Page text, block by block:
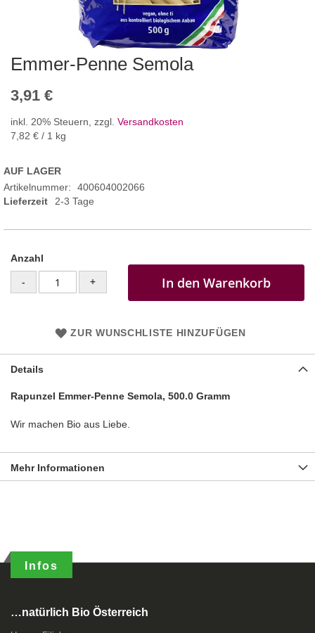
Emmer-Penne Semola
3,91 €
inkl. 20% Steuern, zzgl. Versandkosten
7,82 € / 1 kg
AUF LAGER
Artikelnummer
400604002066
Lieferzeit
2-3 Tage
Anzahl
- + In den Warenkorb
ZUR WUNSCHLISTE HINZUFÜGEN
Details
Rapunzel Emmer-Penne Semola, 500.0 Gramm
Wir machen Bio aus Liebe.
Mehr Informationen
Infos
…natürlich Bio Österreich